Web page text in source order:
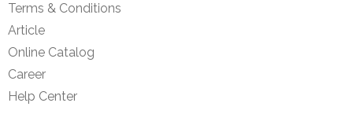
Terms & Conditions
Article
Online Catalog
Career
Help Center